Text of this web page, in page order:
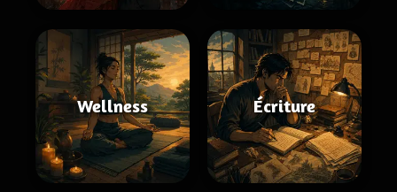
Wellness Écriture